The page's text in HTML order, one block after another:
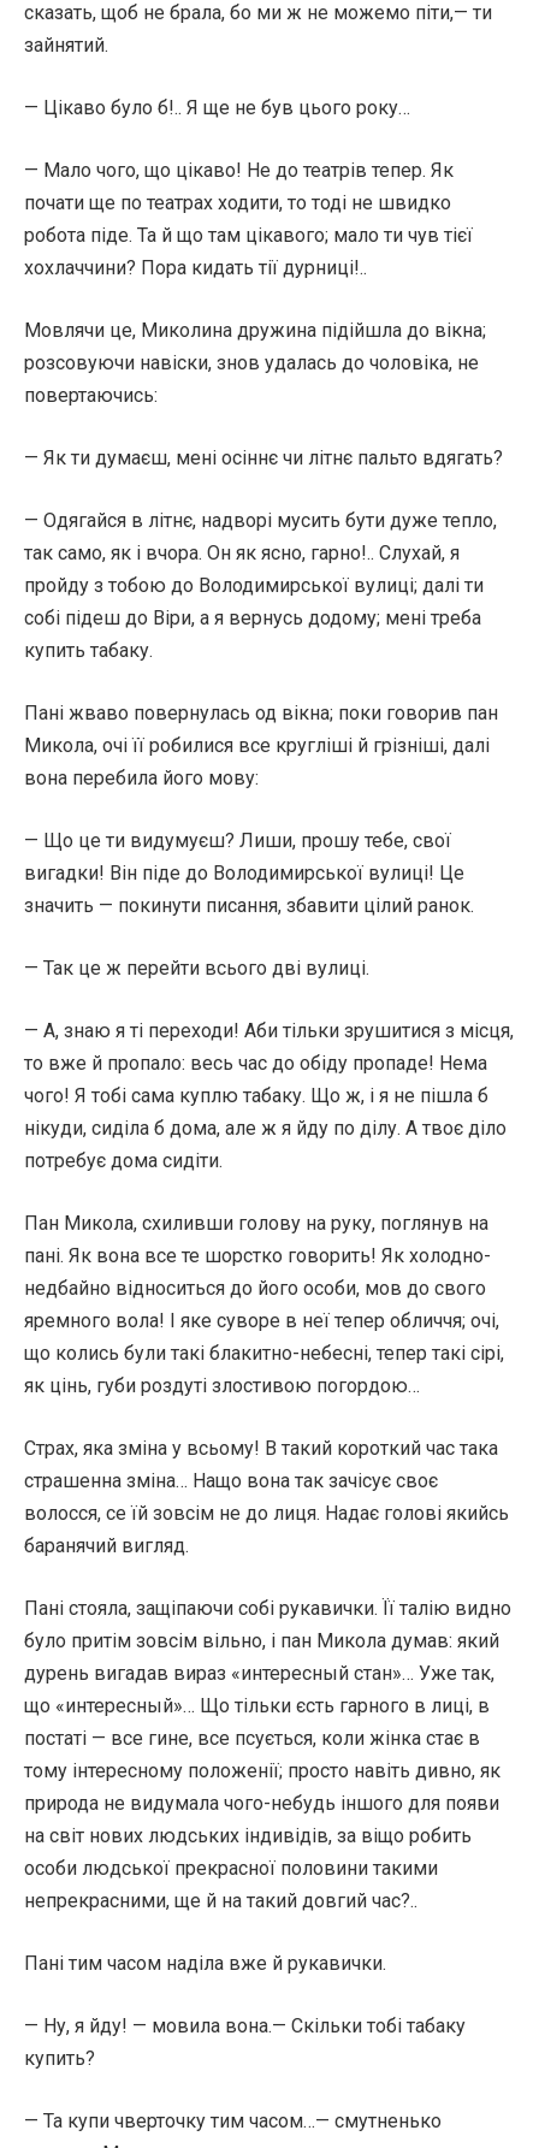
сказать, щоб не брала, бо ми ж не можемо піти,— ти
зайнятий.
— Цікаво було б!.. Я ще не був цього року…
— Мало чого, що цікаво! Не до театрів тепер. Як
почати ще по театрах ходити, то тоді не швидко
робота піде. Та й що там цікавого; мало ти чув тієї
хохлаччини? Пора кидать тії дурниці!..
Мовлячи це, Миколина дружина підійшла до вікна;
розсовуючи навіски, знов удалась до чоловіка, не
повертаючись:
— Як ти думаєш, мені осіннє чи літнє пальто вдягать?
— Одягайся в літнє, надворі мусить бути дуже тепло,
так само, як і вчора. Он як ясно, гарно!.. Слухай, я
пройду з тобою до Володимирської вулиці; далі ти
собі підеш до Віри, а я вернусь додому; мені треба
купить табаку.
Пані жваво повернулась од вікна; поки говорив пан
Микола, очі її робилися все кругліші й грізніші, далі
вона перебила його мову:
— Що це ти видумуєш? Лиши, прошу тебе, свої
вигадки! Він піде до Володимирської вулиці! Це
значить — покинути писання, збавити цілий ранок.
— Так це ж перейти всього дві вулиці.
— А, знаю я ті переходи! Аби тільки зрушитися з місця,
то вже й пропало: весь час до обіду пропаде! Нема
чого! Я тобі сама куплю табаку. Що ж, і я не пішла б
нікуди, сиділа б дома, але ж я йду по ділу. А твоє діло
потребує дома сидіти.
Пан Микола, схиливши голову на руку, поглянув на
пані. Як вона все те шорстко говорить! Як холодно-
недбайно відноситься до його особи, мов до свого
яремного вола! І яке суворе в неї тепер обличчя; очі,
що колись були такі блакитно-небесні, тепер такі сірі,
як цінь, губи роздуті злостивою погордою…
Страх, яка зміна у всьому! В такий короткий час така
страшенна зміна… Нащо вона так зачісує своє
волосся, се їй зовсім не до лиця. Надає голові якийсь
баранячий вигляд.
Пані стояла, защіпаючи собі рукавички. Її талію видно
було притім зовсім вільно, і пан Микола думав: який
дурень вигадав вираз «интересный стан»… Уже так,
що «интересный»… Що тільки єсть гарного в лиці, в
постаті — все гине, все псується, коли жінка стає в
тому інтересному положенії; просто навіть дивно, як
природа не видумала чого-небудь іншого для появи
на світ нових людських індивідів, за віщо робить
особи людської прекрасної половини такими
непрекрасними, ще й на такий довгий час?..
Пані тим часом наділа вже й рукавички.
— Ну, я йду! — мовила вона.— Скільки тобі табаку
купить?
— Та купи чверточку тим часом…— смутненько